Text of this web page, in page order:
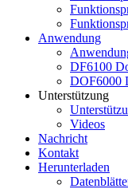
Anwendung
DF6100
DOF6000
Unterstützung
Videos
Nachricht
Kontakt
Herunterladen